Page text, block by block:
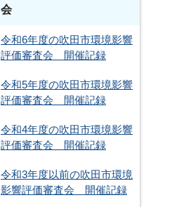
会
令和6年度の吹田市環境影響
評価審査会 開催記録
令和5年度の吹田市環境影響
評価審査会 開催記録
令和4年度の吹田市環境影響
評価審査会 開催記録
令和3年度以前の吹田市環境
影響評価審査会 開催記録